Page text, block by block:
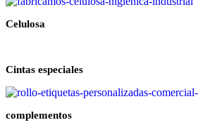
Celulosa
Cintas especiales
complementos